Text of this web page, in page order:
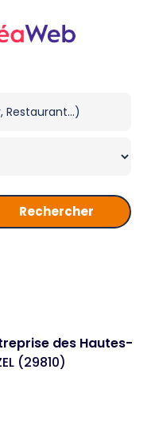
Rechercher
des Hautes-
(29810)